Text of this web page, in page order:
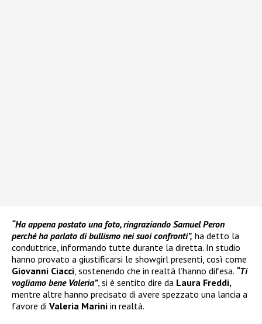
“Ha appena postato una foto, ringraziando Samuel Peron
perché ha parlato di bullismo nei suoi confronti”, ha detto la
conduttrice, informando tutte durante la diretta. In studio
hanno provato a giustificarsi le showgirl presenti, così come
Giovanni Ciacci , sostenendo che in realtà l’hanno difesa. “Ti
vogliamo bene Valeria”, si è sentito dire da Laura Freddi,
mentre altre hanno precisato di avere spezzato una lancia a
favore di Valeria Marini in realtà.